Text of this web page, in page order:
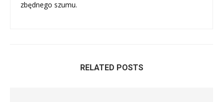
zbędnego szumu.
RELATED POSTS